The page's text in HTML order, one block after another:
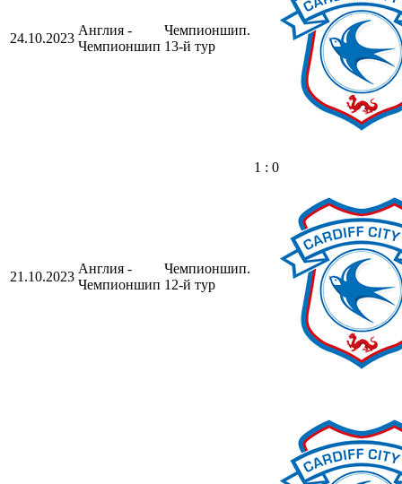
24.10.2023
Англия -
Чемпионшип
Чемпионшип.
13-й тур
21.10.2023
Англия -
Чемпионшип
Чемпионшип.
12-й тур
1 : 0